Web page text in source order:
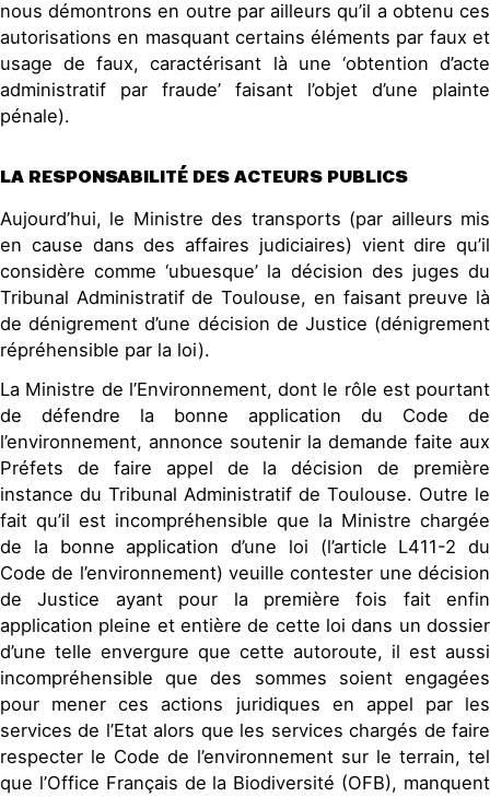
nous démontrons en outre par ailleurs qu’il a obtenu ces
autorisations en masquant certains éléments par faux et
usage de faux, caractérisant là une ‘obtention d’acte
administratif par fraude’ faisant l’objet d’une plainte
pénale).
LA RESPONSABILITÉ DES ACTEURS PUBLICS
Aujourd’hui, le Ministre des transports (par ailleurs mis
en cause dans des affaires judiciaires) vient dire qu’il
considère comme ‘ubuesque’ la décision des juges du
Tribunal Administratif de Toulouse, en faisant preuve là
de dénigrement d’une décision de Justice (dénigrement
répréhensible par la loi).
La Ministre de l’Environnement, dont le rôle est pourtant
de défendre la bonne application du Code de
l’environnement, annonce soutenir la demande faite aux
Préfets de faire appel de la décision de première
instance du Tribunal Administratif de Toulouse. Outre le
fait qu’il est incompréhensible que la Ministre chargée
de la bonne application d’une loi (l’article L411-2 du
Code de l’environnement) veuille contester une décision
de Justice ayant pour la première fois fait enfin
application pleine et entière de cette loi dans un dossier
d’une telle envergure que cette autoroute, il est aussi
incompréhensible que des sommes soient engagées
pour mener ces actions juridiques en appel par les
services de l’Etat alors que les services chargés de faire
respecter le Code de l’environnement sur le terrain, tel
que l’Office Français de la Biodiversité (OFB), manquent